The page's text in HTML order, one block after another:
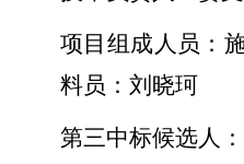
项目组成人员：
料员：刘晓珂
第三中标候选人